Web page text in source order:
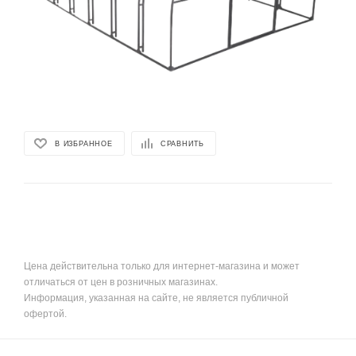
В ИЗБРАННОЕ СРАВНИТЬ
Цена действительна только для интернет-магазина и может
отличаться от цен в розничных магазинах.
Информация, указанная на сайте, не является публичной
офертой.